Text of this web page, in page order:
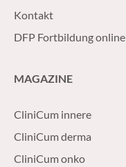
Kontakt
DFP Fortbildung online
MAGAZINE
CliniCum innere
CliniCum derma
CliniCum onko